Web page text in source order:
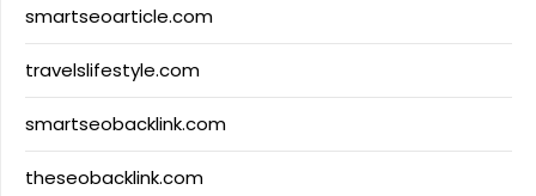
smartseoarticle.com
travelslifestyle.com
smartseobacklink.com
theseobacklink.com